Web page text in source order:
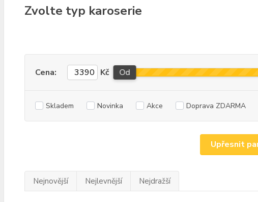
Zvolte typ karoserie
Upřesnit
Cena: Kč Od
Skladem Novinka Akce Doprava ZDARMA
Nejnovější Nejlevnější Nejdražší